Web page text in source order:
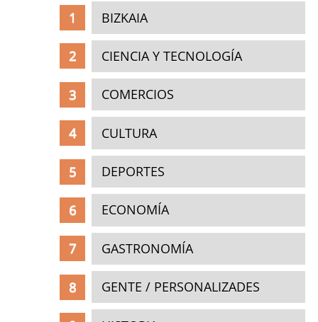
BIZKAIA
CIENCIA Y TECNOLOGÍA
COMERCIOS
CULTURA
DEPORTES
ECONOMÍA
GASTRONOMÍA
GENTE / PERSONALIZADES